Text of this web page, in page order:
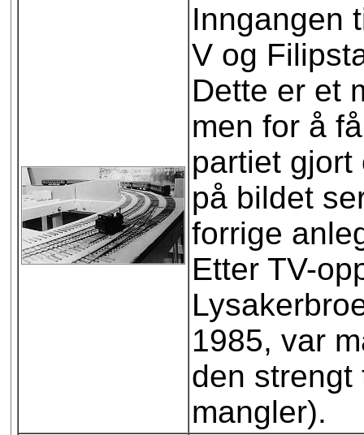
Inngangen
V og
Dette er et
men for å
partiet gjort
på bildet
forrige
Etter TV-
1985, var
den strengt
mangler).